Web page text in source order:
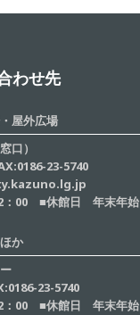
わせ先
屋外広場
口）
23-5740
：00 ■休館日 年末年始
か
23-5740
：00 ■休館日 年末年始